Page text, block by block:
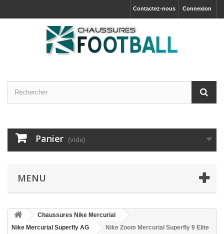
Connexion
Contactez-nous
Panier (vide)
MENU
Chaussures Nike Mercurial
Nike Mercurial Superfly AG
Nike Zoom Mercurial Superfly 9 Elite